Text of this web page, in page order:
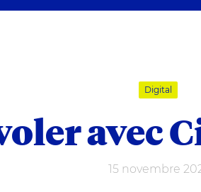
Digital
avec
15 novembre